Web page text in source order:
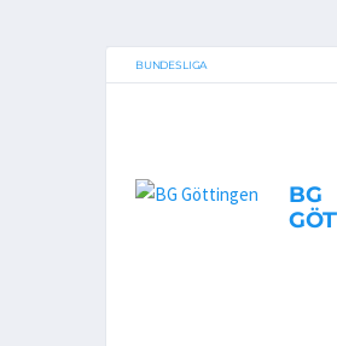
BUNDESLIGA
BG